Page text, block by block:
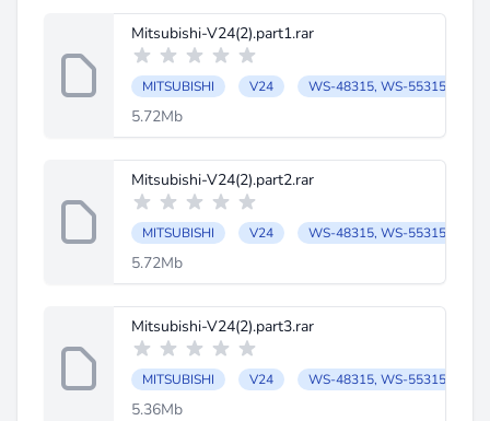
Mitsubishi-V24(2).part1.rar
MITSUBISHI V24 WS-48315, WS-55315, WS-
5.72Mb
Mitsubishi-V24(2).part2.rar
MITSUBISHI V24 WS-48315, WS-55315, WS-
5.72Mb
Mitsubishi-V24(2).part3.rar
MITSUBISHI V24 WS-48315, WS-55315, WS-
5.36Mb